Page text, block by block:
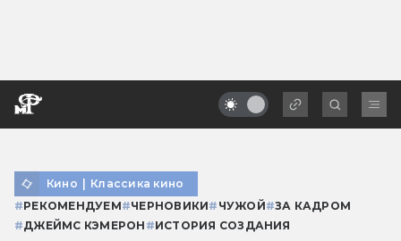
Кино | Классика кино
#РЕКОМЕНДУЕМ#ЧЕРНОВИКИ# ЧУЖОЙ#ЗА КАДРОМ
#ДЖЕЙМС КЭМЕРОН #ИСТОРИЯ СОЗДАНИЯ